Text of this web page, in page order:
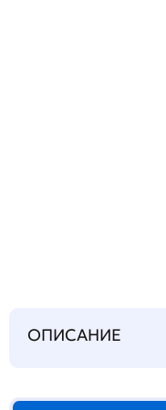
ОПИСАНИЕ